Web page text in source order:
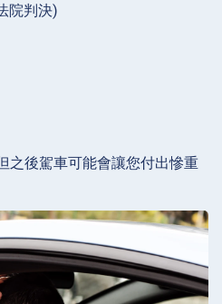
院判決)
之後駕車可能會讓您付出慘重